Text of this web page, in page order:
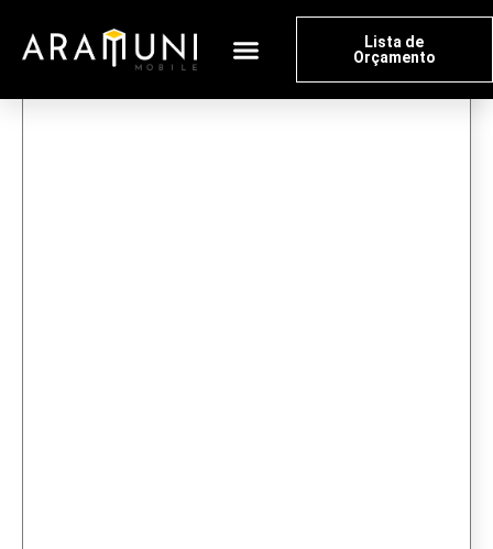
Lista de
Orçamento